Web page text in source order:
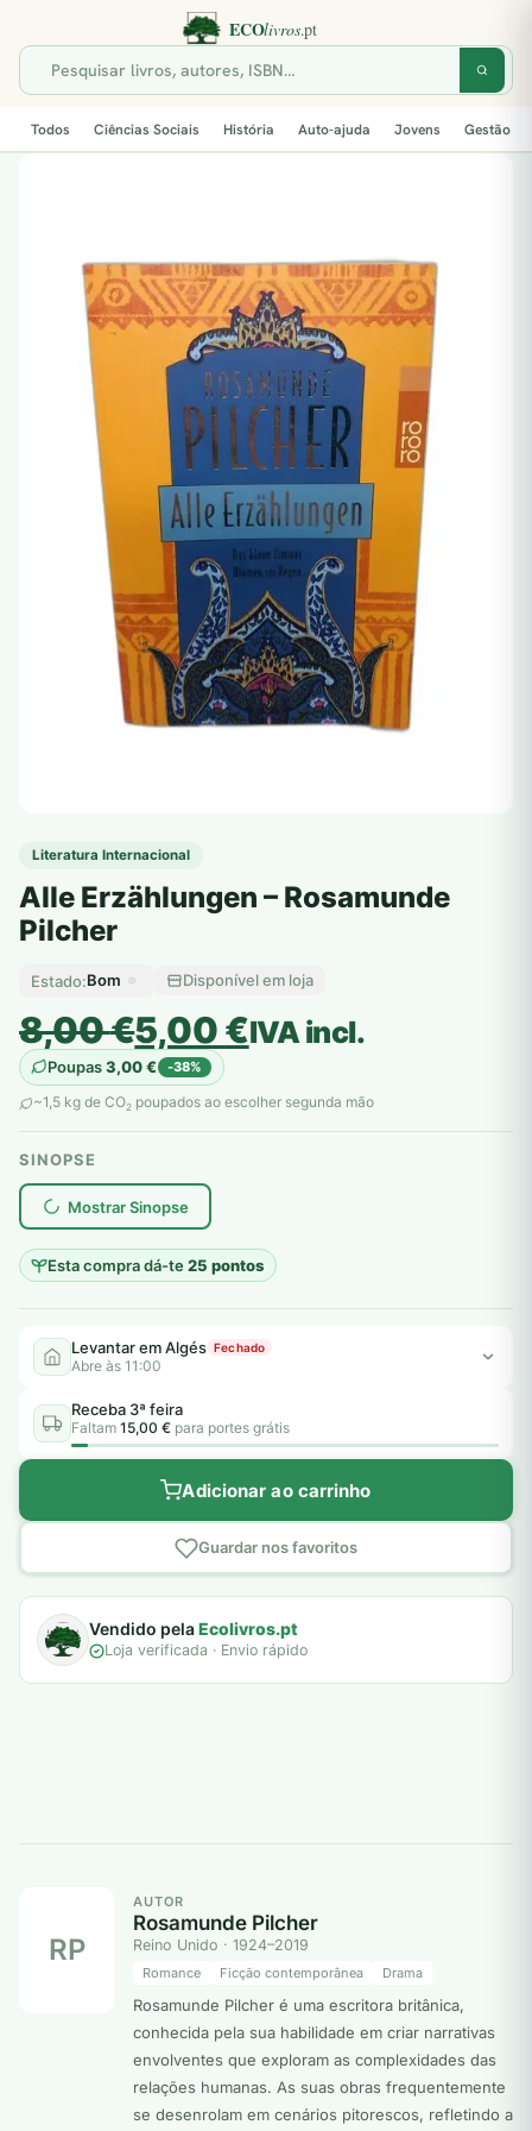
Todos Ciências Sociais História Auto-ajuda Jovens Gestão
Literatura Internacional
Alle Erzählungen – Rosamunde
Pilcher
Estado:Bom Disponível em loja
8,00€
O
preço
original
era:
8,00 €.
5,00€
O
preço
atual
é:
5,00 €.
IVA incl.
Poupas3,00€ -38%
~1,5 kg de CO2 poupados ao escolher segunda mão
SINOPSE
Mostrar Sinopse
Esta compra dá-te25 pontos
plantar árvores reais
Levantar em Algés Fechado
Abre às 11:00
Receba 3ª feira
Faltam 15,00 € para portes grátis
Adicionar ao carrinho
Guardar nos favoritos
Vendido pelaEcolivros.pt
Loja verificada · Envio rápido
RP
AUTOR
Rosamunde Pilcher
Reino Unido · 1924–2019
Romance Ficção contemporânea Drama
Rosamunde Pilcher é uma escritora britânica,
conhecida pela sua habilidade em criar narrativas
envolventes que exploram as complexidades das
relações humanas. As suas obras frequentemente
se desenrolam em cenários pitorescos, refletindo a